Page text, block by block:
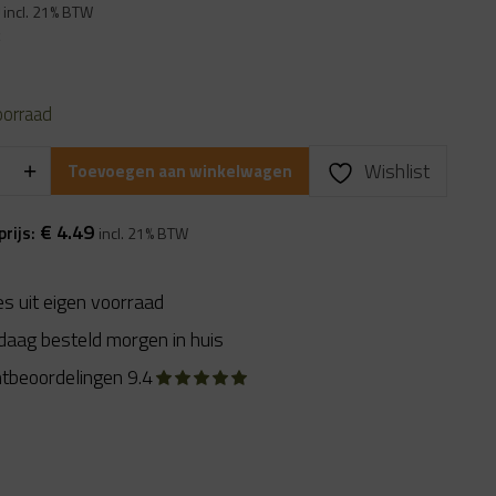
Huidige
prijs
incl. 21% BTW
Toevoegen aan winkelwagen Wishlist
€ 4.49 incl. 21% BTW
uit eigen voorraad
besteld morgen in huis
9.4